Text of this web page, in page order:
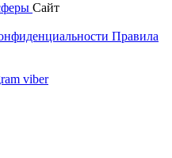
Сайт
Правила
viber